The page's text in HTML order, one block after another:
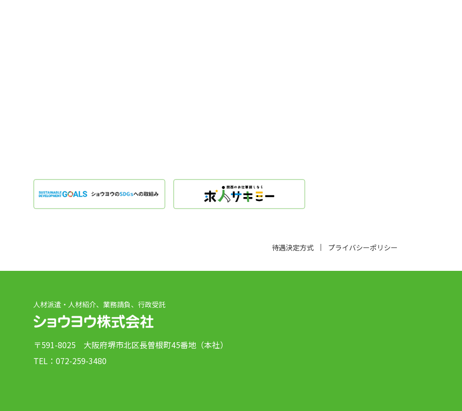
待遇決定方式 プライバシーポリシー
人材派遣・人材紹介、業務請負、行政受託
〒591-8025
大阪府堺市北区長曽根町45番地（本社）
TEL：072-259-3480